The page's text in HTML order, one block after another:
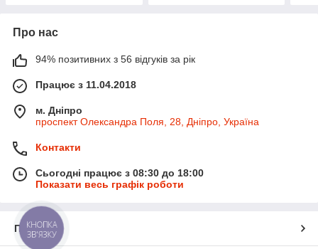
Про нас
94% позитивних з 56 відгуків за рік
Працює з 11.04.2018
м. Дніпро
проспект Олександра Поля, 28, Дніпро, Україна
Контакти
Сьогодні працює з 08:30 до 18:00
Показати весь графік роботи
Про нас
КНОПКА
ЗВ'ЯЗКУ